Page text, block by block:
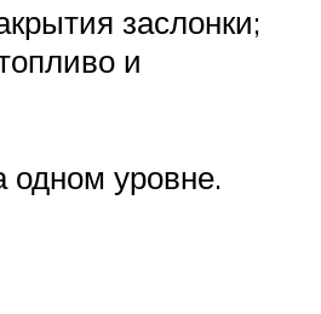
заслонки;
и
одном уровне.